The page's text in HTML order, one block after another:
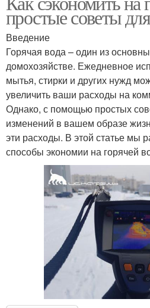
простые советы
Введение
Горячая вода – один из
домохозяйстве. Ежедневное
мытья, стирки и других нужд
увеличить ваши расходы на
Однако, с помощью простых
изменений в вашем образе
эти расходы. В этой статье мы
способы экономии на горячей